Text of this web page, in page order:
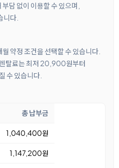
담 없이 이용할 수 있으며,
니다.
약정 조건을 선택할 수 있습니다.
탈료는 최저 20,900원부터
수 있습니다.
총 납부금
1,040,400원
1,147,200원